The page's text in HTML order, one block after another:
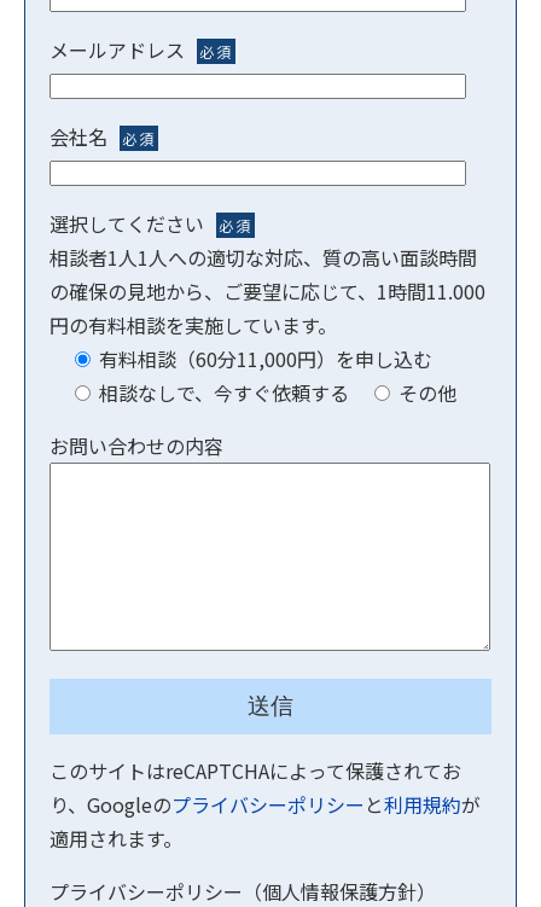
メールアドレス 必須
会社名 必須
選択してください 必須
相談者1人1人への適切な対応、質の高い面談時間
の確保の見地から、ご要望に応じて、1時間11.000
円の有料相談を実施しています。
有料相談（60分11,000円）を申し込む
相談なしで、今すぐ依頼する
その他
お問い合わせの内容
このサイトはreCAPTCHAによって保護されてお
り、Googleのプライバシーポリシー と利用規約が
適用されます。
プライバシーポリシー（個人情報保護方針）